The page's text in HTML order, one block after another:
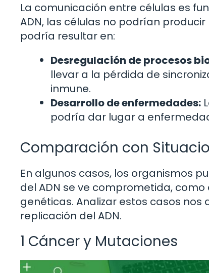
La comunicación entre células es
ADN, las células no podrían
podría resultar en:
Desregulación de procesos
llevar a la pérdida de
inmune.
Desarrollo de enfermedades:
podría dar lugar a
Comparación con
En algunos casos, los organismos
del ADN se ve comprometida,
genéticas. Analizar estos casos
replicación del ADN.
1 Cáncer y Mutaciones